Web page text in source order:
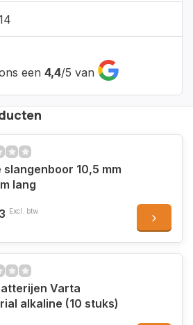
een 4,4/5 van
slangenboor 10,5 mm
lang
Excl. btw
Varta
alkaline (10 stuks)